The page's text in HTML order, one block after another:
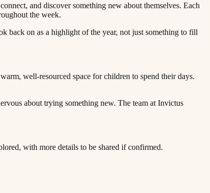
and discover something new about themselves. Each
back on as a highlight of the year, not just something to fill
well-resourced space for children to spend their days.
about trying something new. The team at Invictus